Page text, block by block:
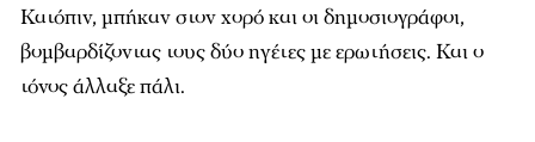
Κατόπιν, μπήκαν στον χορό και οι δημοσιογράφοι,
βομβαρδίζοντας τους δύο ηγέτες με ερωτήσεις. Και ο
τόνος άλλαξε πάλι.